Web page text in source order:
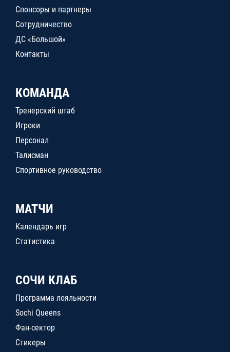
Спонсоры и партнеры
Сотрудничество
ДС «Большой»
Контакты
КОМАНДА
Тренерский штаб
Игроки
Персонал
Талисман
Спортивное руководство
МАТЧИ
Календарь игр
Статистика
СОЧИ КЛАБ
Программа лояльности
Sochi Queens
Фан-сектор
Стикеры